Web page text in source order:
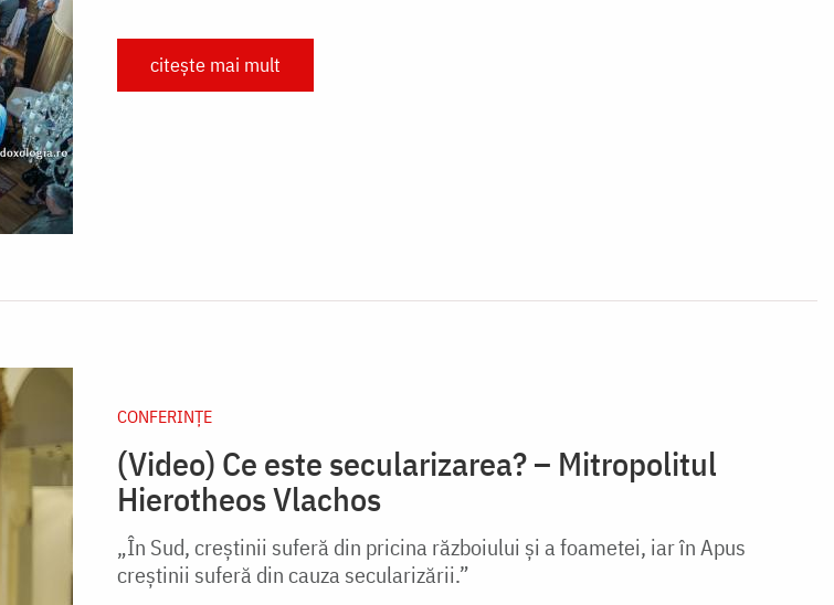
citește mai mult
CONFERINȚE
(Video) Ce este secularizarea? – Mitropolitul
Hierotheos Vlachos
„În Sud, creștinii suferă din pricina războiului și a foametei, iar în Apus
creștinii suferă din cauza secularizării.”